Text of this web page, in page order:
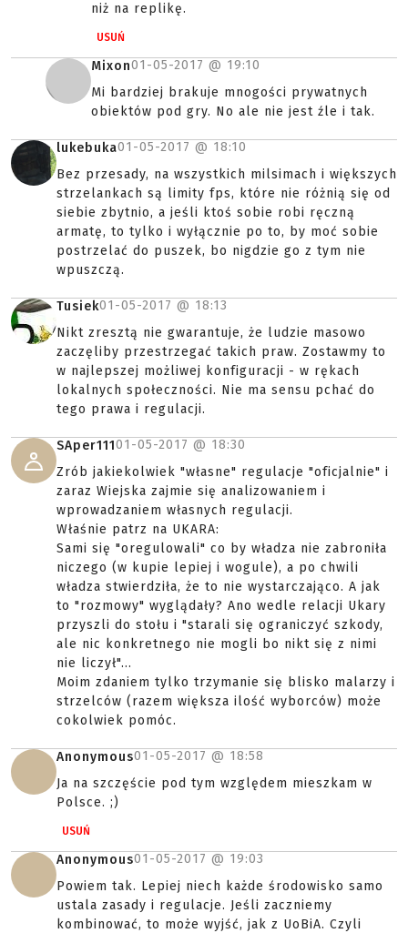
niż na replikę.
USUŃ
Mixon01-05-2017 @ 19:10
Mi bardziej brakuje mnogości prywatnych
obiektów pod gry. No ale nie jest źle i tak.
lukebuka01-05-2017 @ 18:10
Bez przesady, na wszystkich milsimach i większych
strzelankach są limity fps, które nie różnią się od
siebie zbytnio, a jeśli ktoś sobie robi ręczną
armatę, to tylko i wyłącznie po to, by moć sobie
postrzelać do puszek, bo nigdzie go z tym nie
wpuszczą.
Tusiek01-05-2017 @ 18:13
Nikt zresztą nie gwarantuje, że ludzie masowo
zaczęliby przestrzegać takich praw. Zostawmy to
w najlepszej możliwej konfiguracji - w rękach
lokalnych społeczności. Nie ma sensu pchać do
tego prawa i regulacji.
SAper11101-05-2017 @ 18:30
Zrób jakiekolwiek "własne" regulacje "oficjalnie" i
zaraz Wiejska zajmie się analizowaniem i
wprowadzaniem własnych regulacji.
Właśnie patrz na UKARA:
Sami się "oregulowali" co by władza nie zabroniła
niczego (w kupie lepiej i wogule), a po chwili
władza stwierdziła, że to nie wystarczająco. A jak
to "rozmowy" wyglądały? Ano wedle relacji Ukary
przyszli do stołu i "starali się ograniczyć szkody,
ale nic konkretnego nie mogli bo nikt się z nimi
nie liczył"...
Moim zdaniem tylko trzymanie się blisko malarzy i
strzelców (razem większa ilość wyborców) może
cokolwiek pomóc.
Anonymous01-05-2017 @ 18:58
Ja na szczęście pod tym względem mieszkam w
Polsce. ;)
USUŃ
Anonymous01-05-2017 @ 19:03
Powiem tak. Lepiej niech każde środowisko samo
ustala zasady i regulacje. Jeśli zaczniemy
kombinować, to może wyjść, jak z UoBiA. Czyli